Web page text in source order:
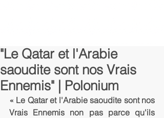
"Le Qatar et l'Arabie
saoudite sont nos Vrais
Ennemis" | Polonium
« Le Qatar et l'Arabie saoudite sont nos
Vrais Ennemis non pas parce qu'ils